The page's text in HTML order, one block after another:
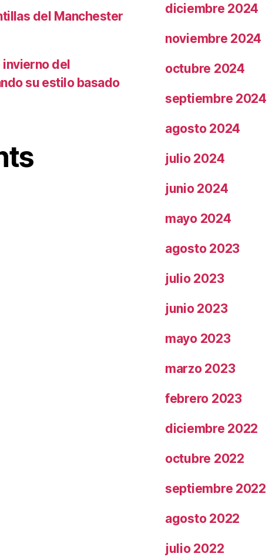
del Manchester
del
su estilo basado
diciembre 2024
noviembre 2024
octubre 2024
septiembre 2024
agosto 2024
julio 2024
junio 2024
mayo 2024
agosto 2023
julio 2023
junio 2023
mayo 2023
marzo 2023
febrero 2023
diciembre 2022
octubre 2022
septiembre 2022
agosto 2022
julio 2022